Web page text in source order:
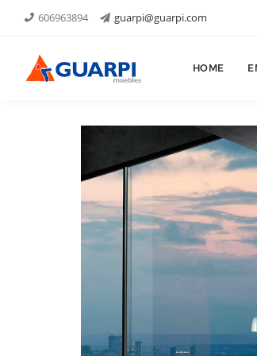
606963894 guarpi@guarpi.com
HOME